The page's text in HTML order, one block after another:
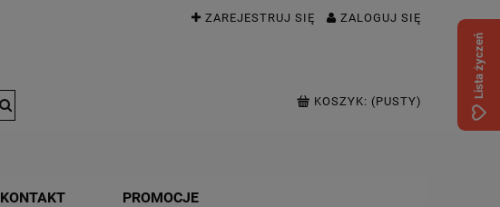
ZAREJESTRUJ SIĘ ZALOGUJ SIĘ
KOSZYK: (PUSTY)
KONTAKT PROMOCJE
Lista życzeń